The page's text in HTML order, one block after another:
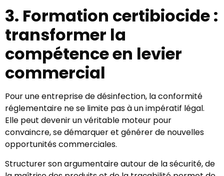
3. Formation certibiocide :
transformer la
compétence en levier
commercial
Pour une entreprise de désinfection, la conformité
réglementaire ne se limite pas à un impératif légal.
Elle peut devenir un véritable moteur pour
convaincre, se démarquer et générer de nouvelles
opportunités commerciales.
Structurer son argumentaire autour de la sécurité, de